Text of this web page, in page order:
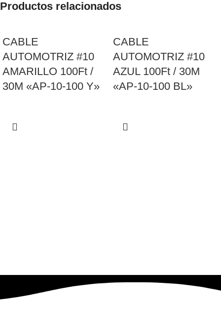
Productos relacionados
CABLE
AUTOMOTRIZ #10
AMARILLO 100Ft /
30M «AP-10-100 Y»
CABLE
AUTOMOTRIZ #10
AZUL 100Ft / 30M
«AP-10-100 BL»